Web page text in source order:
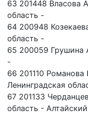
63 201448 Власова
область -
64 200948
область -
65 200059 Грушина
-
66 201110
Ленинградская
67 201133
область -